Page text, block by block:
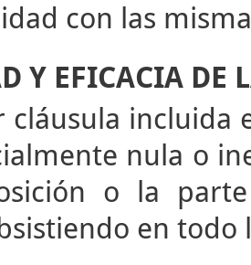
con las
Y EFICACIA DE
cláusula incluida
nula o
o la
en todo